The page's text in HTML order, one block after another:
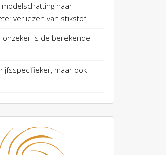
modelschatting naar
verliezen van stikstof
onzeker is de berekende
maar ook